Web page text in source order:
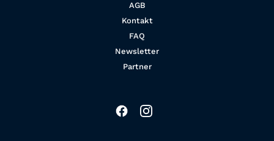
AGB
Kontakt
FAQ
Newsletter
Partner